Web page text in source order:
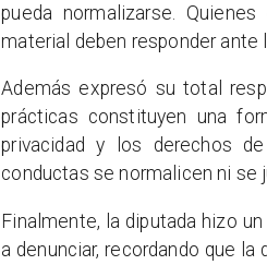
pueda normalizarse.
material deben responder ante
Además expresó su total
prácticas constituyen una
privacidad y los derechos
conductas se normalicen ni se
Finalmente, la diputada hizo
a denunciar, recordando que